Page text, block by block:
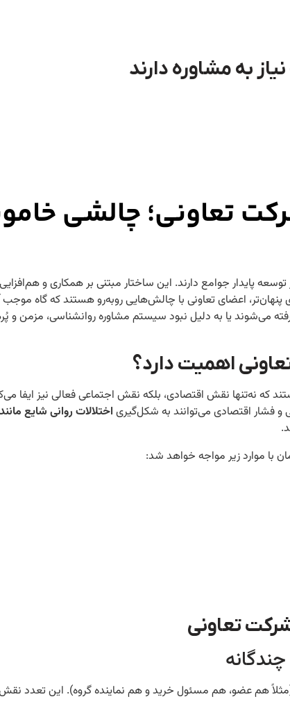
به مشاوره دارند
تعاونی؛ چالشی
پایدار جوامع دارند. این ساختار مبتنی بر همکاری و
پنهان‌تر، اعضای تعاونی با چالش‌هایی روبه‌رو هستند که گاه موجب
می‌شوند یا به دلیل نبود سیستم مشاوره روانشناسی، مزمن و
اهمیت دارد؟
که نه‌تنها نقش اقتصادی، بلکه نقش اجتماعی فعالی نیز ایفا
و فشار اقتصادی می‌توانند به شکل‌گیریاختلالات روانی شایع
با موارد زیر مواجه خواهد شد:
تعاونی
هم عضو، هم مسئول خرید و هم نماینده گروه). این تعدد نقش،